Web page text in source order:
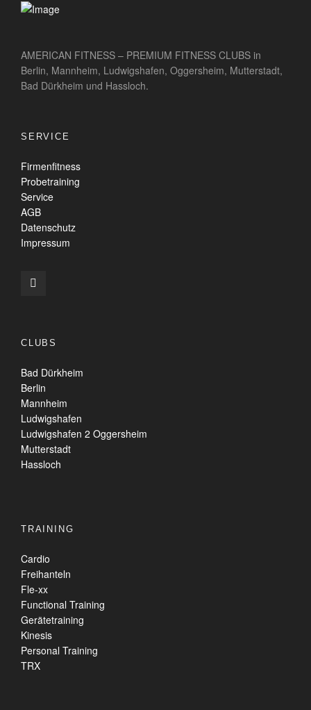
AMERICAN FITNESS – PREMIUM FITNESS CLUBS in
Berlin, Mannheim, Ludwigshafen, Oggersheim, Mutterstadt,
Bad Dürkheim und Hassloch.
SERVICE
Firmenfitness
Probetraining
Service
AGB
Datenschutz
Impressum
CLUBS
Bad Dürkheim
Berlin
Mannheim
Ludwigshafen
Ludwigshafen 2 Oggersheim
Mutterstadt
Hassloch
TRAINING
Cardio
Freihanteln
Fle-xx
Functional Training
Gerätetraining
Kinesis
Personal Training
TRX